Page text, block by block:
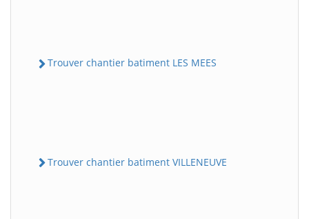
Trouver chantier batiment LES MEES
Trouver chantier batiment VILLENEUVE